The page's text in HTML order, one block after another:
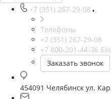
+7 (351) 267-29-08
Телефоны
+7 (351) 267-29-08
+7 800-201-44-36
Заказать звонок
454091 Челябинск ул.